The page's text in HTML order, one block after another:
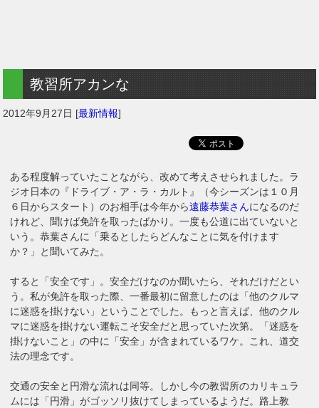
教習所アカンな
2012年9月27日 [最新情報]
ある程度解っていたことながら、改めて考えさせられました。ラ
ジオ日本の『ドライブ・ア・ラ・カルト』（今シーズンは１０月
６日からスタート）のお相手は今年から遠藤恭葉さんになるのだ
けれど、聞けば免許を取ったばかり。一度も公道に出ていないと
いう。恭葉さんに「乗るとしたらどんなことに気を付けます
か？」と聞いてみた。
すると「安全です」。安全だけなのか聞いたら、それだけだとい
う。私が免許を取った際、一番最初に留意したのは「他のクルマ
に迷惑を掛けない」ということでした。もっと言えば、他のクル
マに迷惑を掛けない運転こそ安全だと思っていた次第。「迷惑を
掛けないこと」の中に「安全」が含まれているワケ。これ、道交
法の理念です。
交通の安全と円滑な流れは同等。しかし今の教習所のカリキュラ
ムには「円滑」がゴッソリ抜けてしまっているようだ。路上教